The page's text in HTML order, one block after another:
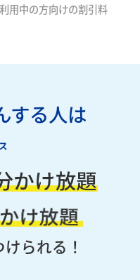
用中の方向けの割引料
する人は
られる！